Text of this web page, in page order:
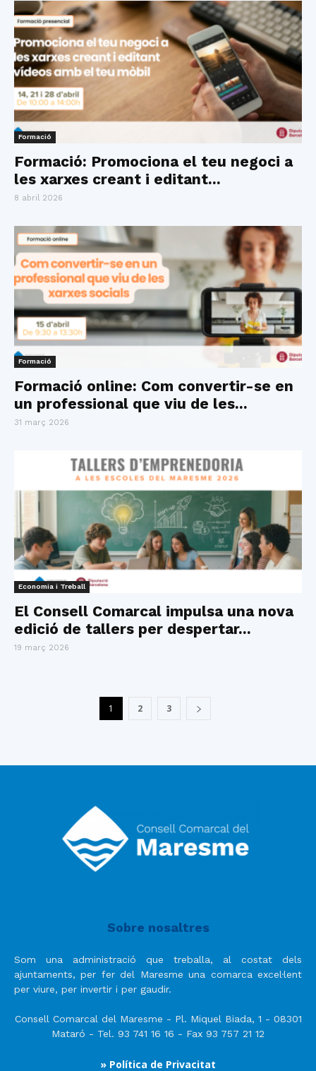
Formació
Formació: Promociona el teu negoci a
les xarxes creant i editant...
8 abril 2026
Formació
Formació online: Com convertir-se en
un professional que viu de les...
31 març 2026
Economia i Treball
El Consell Comarcal impulsa una nova
edició de tallers per despertar...
19 març 2026
1 2 3
Sobre nosaltres
Som una administració que treballa, al costat dels
ajuntaments, per fer del Maresme una comarca excel·lent
per viure, per invertir i per gaudir.
Consell Comarcal del Maresme - Pl. Miquel Biada, 1 - 08301
Mataró - Tel. 93 741 16 16 - Fax 93 757 21 12
» Política de Privacitat